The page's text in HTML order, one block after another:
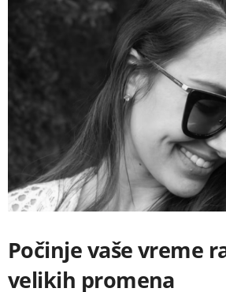
Počinje vaše vreme
velikih promena